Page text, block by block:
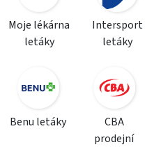
Moje lékárna
letáky
Intersport
letáky
Benu letáky
CBA
prodejní